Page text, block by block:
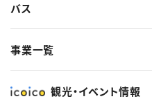
バス
事業一覧
観光・イベント情報